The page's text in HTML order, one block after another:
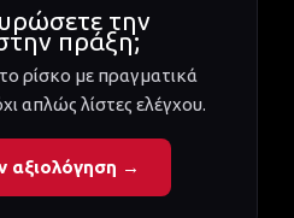
την
πράξη;
ρίσκο με πραγματικά
απλώς λίστες ελέγχου.
αξιολόγηση →